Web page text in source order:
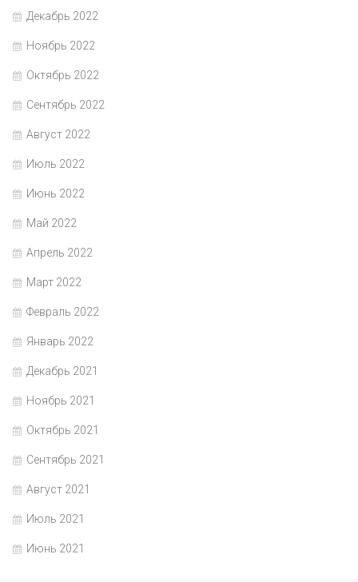
Декабрь 2022
Ноябрь 2022
Октябрь 2022
Сентябрь 2022
Август 2022
Июль 2022
Июнь 2022
Май 2022
Апрель 2022
Март 2022
Февраль 2022
Январь 2022
Декабрь 2021
Ноябрь 2021
Октябрь 2021
Сентябрь 2021
Август 2021
Июль 2021
Июнь 2021